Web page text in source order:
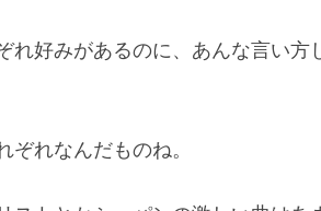
れ好みがあるのに、あんな言い方
れなんだものね。